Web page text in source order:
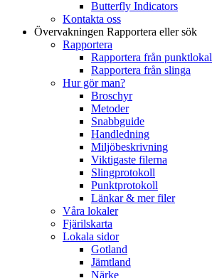
Butterfly Indicators
Kontakta oss
Övervakningen Rapportera eller sök
Rapportera
Rapportera från punktlokal
Rapportera från slinga
Hur gör man?
Broschyr
Metoder
Snabbguide
Handledning
Miljöbeskrivning
Viktigaste filerna
Slingprotokoll
Punktprotokoll
Länkar & mer filer
Våra lokaler
Fjärilskarta
Lokala sidor
Gotland
Jämtland
Närke